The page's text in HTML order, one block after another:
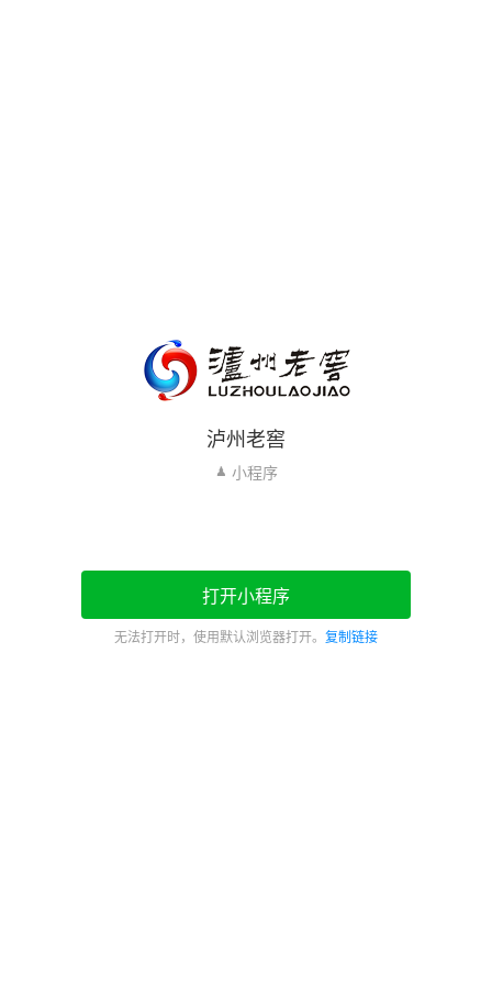
泸州老窖
小程序
打开小程序
无法打开时，使用默认浏览器打开。 复制链接